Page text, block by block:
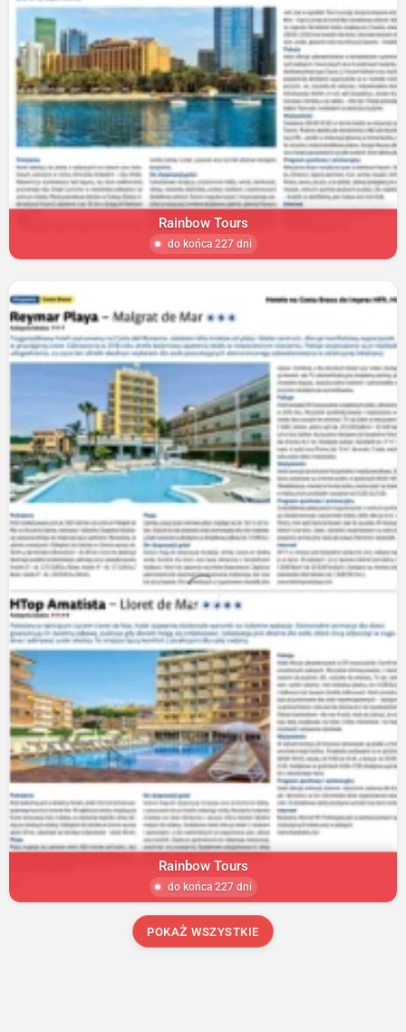
Rainbow Tours
do końca 227 dni
Rainbow Tours
do końca 227 dni
POKAŻ WSZYSTKIE